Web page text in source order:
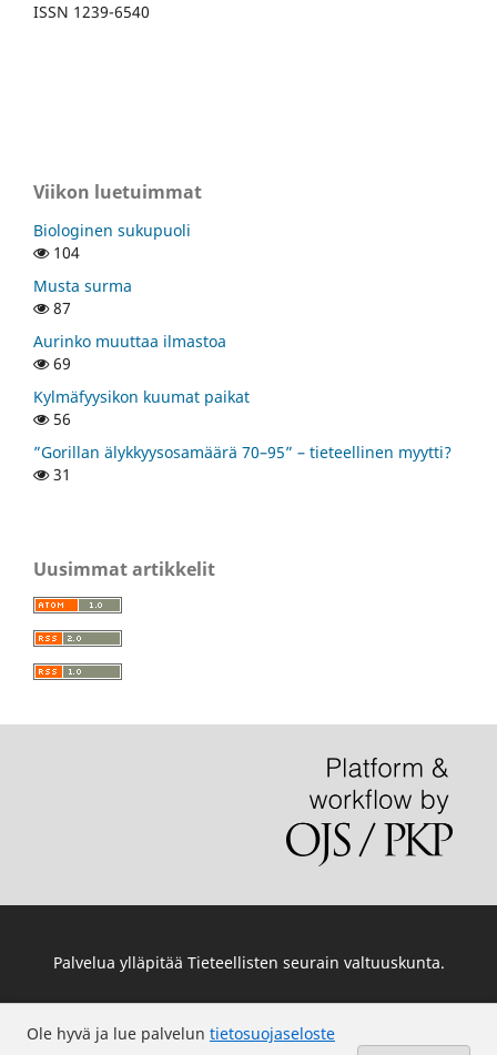
ISSN 1239-6540
Viikon luetuimmat
Biologinen sukupuoli
104
Musta surma
87
Aurinko muuttaa ilmastoa
69
Kylmäfyysikon kuumat paikat
56
”Gorillan älykkyysosamäärä 70–95” – tieteellinen myytti?
31
Uusimmat artikkelit
Ole hyvä ja lue palvelun tietosuojaseloste
Palvelua ylläpitää Tieteellisten seurain valtuuskunta.